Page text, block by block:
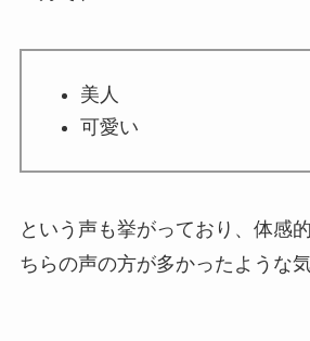
美人
可愛い
という声も挙がっており、体感
ちらの声の方が多かったような気